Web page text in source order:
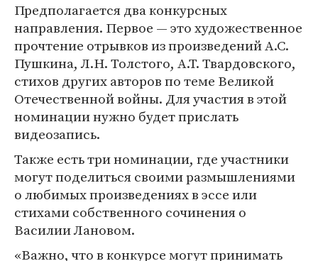
Предполагается два конкурсных
направления. Первое — это художественное
прочтение отрывков из произведений А.С.
Пушкина, Л.Н. Толстого, А.Т. Твардовского,
стихов других авторов по теме Великой
Отечественной войны. Для участия в этой
номинации нужно будет прислать
видеозапись.
Также есть три номинации, где участники
могут поделиться своими размышлениями
о любимых произведениях в эссе или
стихами собственного сочинения о
Василии Лановом.
«Важно, что в конкурсе могут принимать